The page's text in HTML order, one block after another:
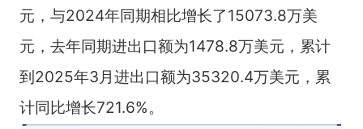
元，与2024年同期相比增长了15073.8万美
元，去年同期进出口额为1478.8万美元，累计
到2025年3月进出口额为35320.4万美元，累
计同比增长721.6%。